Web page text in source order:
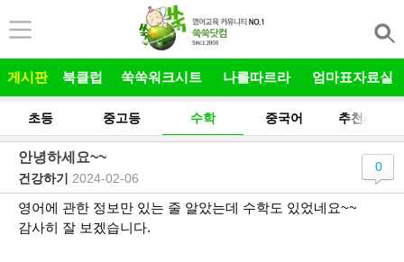
게시판 북클럽 쑥쑥워크시트 나를따르라 엄마표자료실
초등 중고등 수학 중국어 추천/후기
안녕하세요~~
건강하기 2024-02-06
0
영어에 관한 정보만 있는 줄 알았는데 수학도 있었네요~~
감사히 잘 보겠습니다.